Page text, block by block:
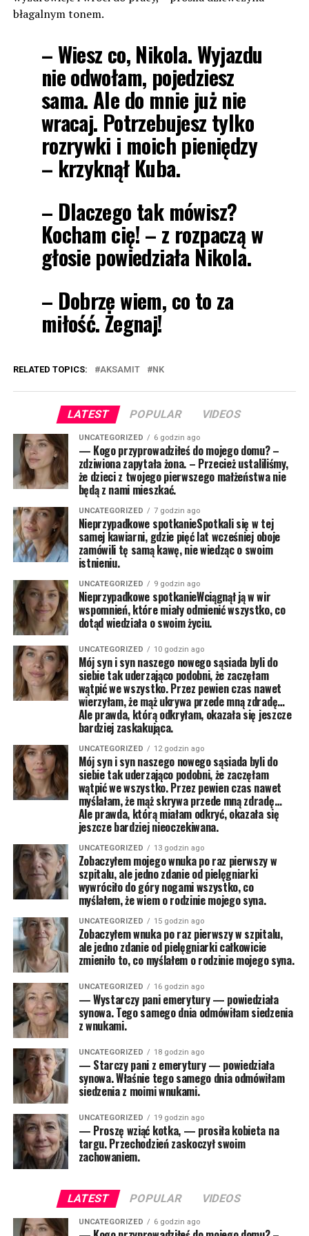
błagalnym tonem.
– Wiesz co, Nikola. Wyjazdu
nie odwołam, pojedziesz
sama.Ale do mnie już nie
wracaj. Potrzebujesz tylko
rozrywki i moich pieniędzy
– krzyknął Kuba.
– Dlaczego tak mówisz?
Kocham cię! – z rozpaczą w
głosie powiedziała Nikola.
– Dobrze wiem, co to za
miłość. Żegnaj!
RELATED TOPICS: AKSAMIT NK
LATEST POPULAR VIDEOS
UNCATEGORIZED 6 godzin ago
— Kogo przyprowadziłeś do mojego domu? –
zdziwiona zapytała żona. – Przecież ustaliliśmy,
że dzieci z twojego pierwszego małżeństwa nie
będą z nami mieszkać.
UNCATEGORIZED 7 godzin ago
Nieprzypadkowe spotkanieSpotkali się w tej
samej kawiarni, gdzie pięć lat wcześniej oboje
zamówili tę samą kawę, nie wiedząc o swoim
istnieniu.
UNCATEGORIZED 9 godzin ago
Nieprzypadkowe spotkanieWciągnął ją w wir
wspomnień, które miały odmienić wszystko, co
dotąd wiedziała o swoim życiu.
UNCATEGORIZED 10 godzin ago
Mój syn i syn naszego nowego sąsiada byli do
siebie tak uderzająco podobni, że zaczęłam
wątpić we wszystko. Przez pewien czas nawet
wierzyłam, że mąż ukrywa przede mną zdradę…
Ale prawda, którą odkryłam, okazała się jeszcze
bardziej zaskakująca.
UNCATEGORIZED 12 godzin ago
Mój syn i syn naszego nowego sąsiada byli do
siebie tak uderzająco podobni, że zaczęłam
wątpić we wszystko. Przez pewien czas nawet
myślałam, że mąż skrywa przede mną zdradę…
Ale prawda, którą miałam odkryć, okazała się
jeszcze bardziej nieoczekiwana.
UNCATEGORIZED 13 godzin ago
Zobaczyłem mojego wnuka po raz pierwszy w
szpitalu, ale jedno zdanie od pielęgniarki
wywróciło do góry nogami wszystko, co
myślałem, że wiem o rodzinie mojego syna.
UNCATEGORIZED 15 godzin ago
Zobaczyłem wnuka po raz pierwszy w szpitalu,
ale jedno zdanie od pielęgniarki całkowicie
zmieniło to, co myślałem o rodzinie mojego syna.
UNCATEGORIZED 16 godzin ago
— Wystarczy pani emerytury — powiedziała
synowa. Tego samego dnia odmówiłam siedzenia
z wnukami.
UNCATEGORIZED 18 godzin ago
— Starczy pani z emerytury — powiedziała
synowa. Właśnie tego samego dnia odmówiłam
siedzenia z moimi wnukami.
UNCATEGORIZED 19 godzin ago
— Proszę wziąć kotka, — prosiła kobieta na
targu. Przechodzień zaskoczył swoim
zachowaniem.
LATEST POPULAR VIDEOS
UNCATEGORIZED 6 godzin ago